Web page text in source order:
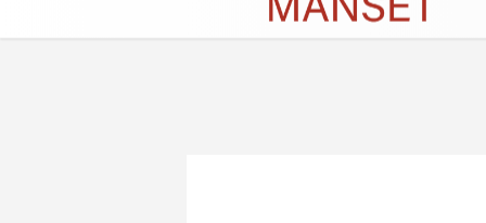
İletişim Çerez Politikası